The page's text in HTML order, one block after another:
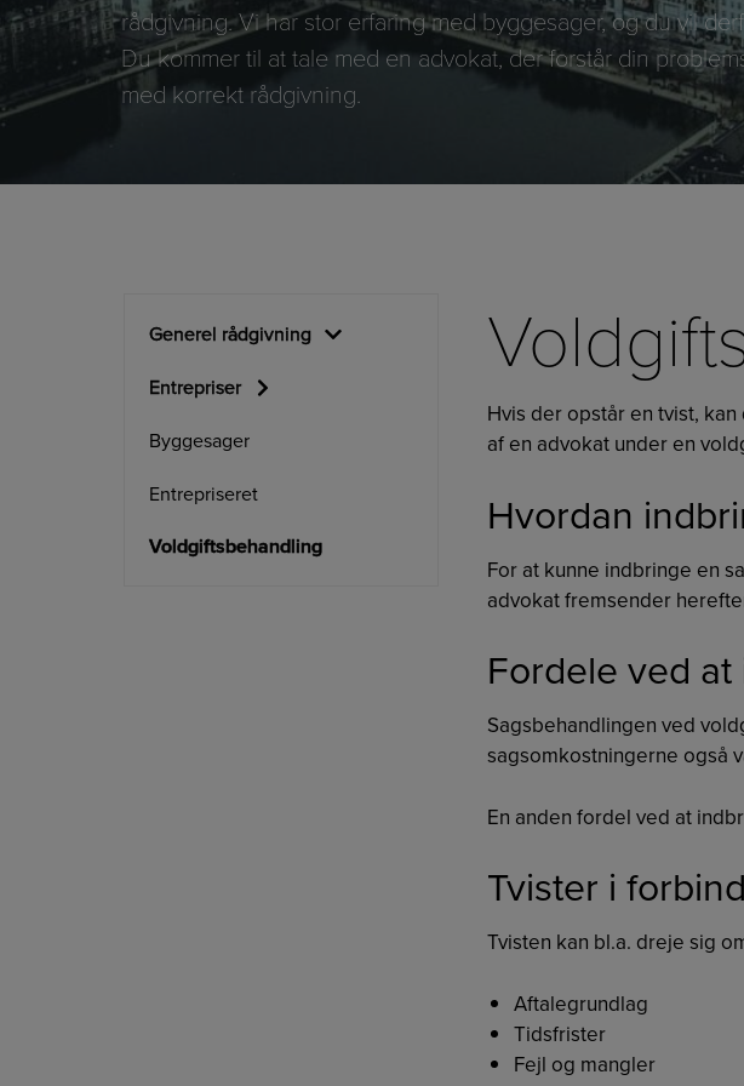
rådgivning. Vi har stor erfaring med byggesager, og du vil
Du kommer til at tale med en advokat, der forstår din
med korrekt rådgivning.
Hvis der opstår en tvist,
af en advokat under en
Hvordan
For at kunne indbringe en
advokat fremsender
Fordele ved
Sagsbehandlingen ved
sagsomkostningerne også
En anden fordel ved at
Tvister i
Tvisten kan bl.a. dreje sig
Aftalegrundlag
Tidsfrister
Fejl og mangler
Generel rådgivning
Entrepriser
Byggesager
Entrepriseret
Voldgiftsbehandling